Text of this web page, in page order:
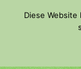
Diese